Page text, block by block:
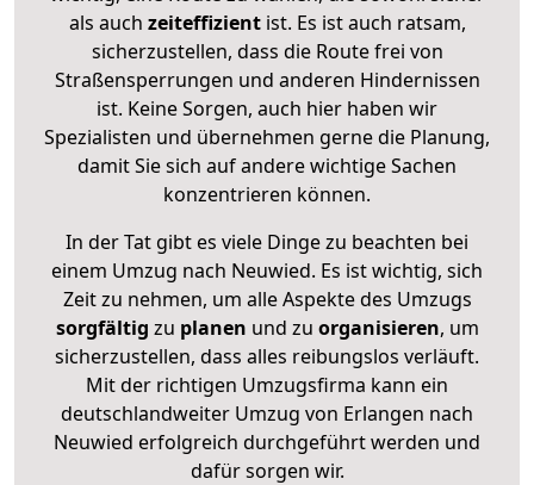
als auch zeiteffizientist. Es ist auch ratsam,
sicherzustellen, dass die Route frei von
Straßensperrungen und anderen Hindernissen
ist. Keine Sorgen, auch hier haben wir
Spezialisten und übernehmen gerne die Planung,
damit Sie sich auf andere wichtige Sachen
konzentrieren können.
In der Tat gibt es viele Dinge zu beachten bei
einem Umzug nach Neuwied. Es ist wichtig, sich
Zeit zu nehmen, um alle Aspekte des Umzugs
sorgfältig zu planen und zu organisieren, um
sicherzustellen, dass alles reibungslos verläuft.
Mit der richtigen Umzugsfirma kann ein
deutschlandweiter Umzug von Erlangen nach
Neuwied erfolgreich durchgeführt werden und
dafür sorgen wir.